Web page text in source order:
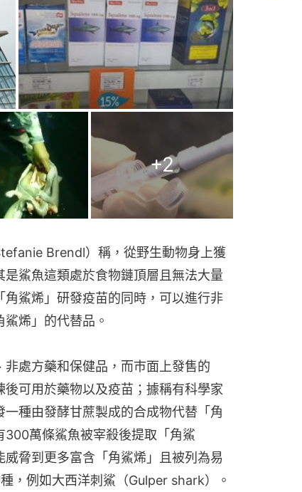
+2
Brendl）稱，從野生動物身上獲
鯊魚這類處於食物鏈頂層且無法大量
鯊烯」研發疫苗的同時，可以進行非
烯」的代替品。
非處方藥和保健品，而巿面上發售的
後可用於藥物以及疫苗；據稱有科學家
種由發酵甘蔗製成的合成物代替「角
萬條鯊魚被宰殺後提取「角鯊
脅到更多富含「角鯊烯」且被列為易
，例如大西洋刺鯊（Gulper shark）。